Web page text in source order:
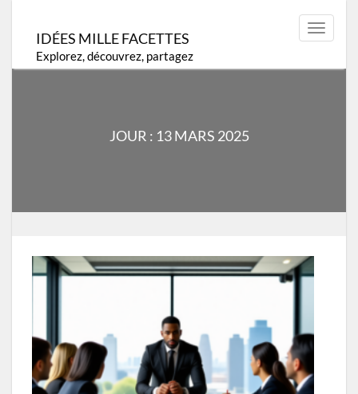
content
Toggle
IDÉES MILLE FACETTES
Explorez, découvrez, partagez
JOUR : 13 MARS 2025